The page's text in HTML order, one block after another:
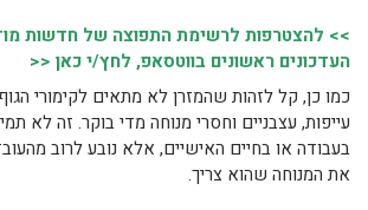
>> להצטרפות לרשימת התפוצה של חדשות
העדכונים ראשונים בווטסאפ, לחץ/י כאן <<
כמו כן, קל לזהות שהמזרן לא מתאים לקימורי
עייפות, עצבניים וחסרי מנוחה מדי בוקר. זה לא
בעבודה או בחיים האישיים, אלא נובע לרוב
את המנוחה שהוא צריך.